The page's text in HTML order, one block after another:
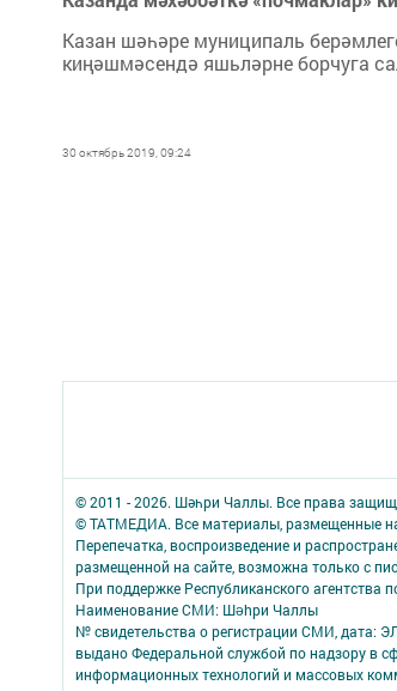
Казан шәһәре муниципаль
киңәшмәсендә яшьләрне борчуга
30 октябрь 2019, 09:24
© 2011 - 2026. Шәһри Чаллы. Все права
© ТАТМЕДИА. Все материалы, размещенные
Перепечатка, воспроизведение и
размещенной на сайте, возможна только с
При поддержке Республиканского
Наименование СМИ: Шəhри Чаллы
№ свидетельства о регистрации СМИ, дата:
выдано Федеральной службой по надзору в
информационных технологий и массовых